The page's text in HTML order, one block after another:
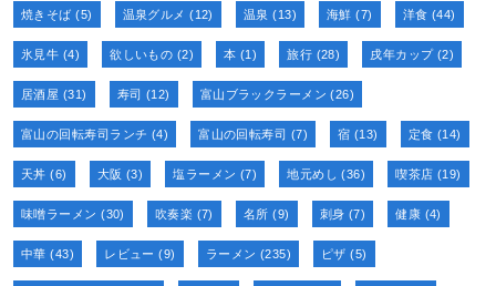
焼きそば (5) 温泉グルメ (12) 温泉 (13) 海鮮 (7) 洋食 (44)
氷見牛 (4) 欲しいもの (2) 本 (1) 旅行 (28) 戌年カップ (2)
居酒屋 (31) 寿司 (12) 富山ブラックラーメン (26)
富山の回転寿司ランチ (4) 富山の回転寿司 (7) 宿 (13) 定食 (14)
天丼 (6) 大阪 (3) 塩ラーメン (7) 地元めし (36) 喫茶店 (19)
味噌ラーメン (30) 吹奏楽 (7) 名所 (9) 刺身 (7) 健康 (4)
中華 (43) レビュー (9) ラーメン (235) ピザ (5)